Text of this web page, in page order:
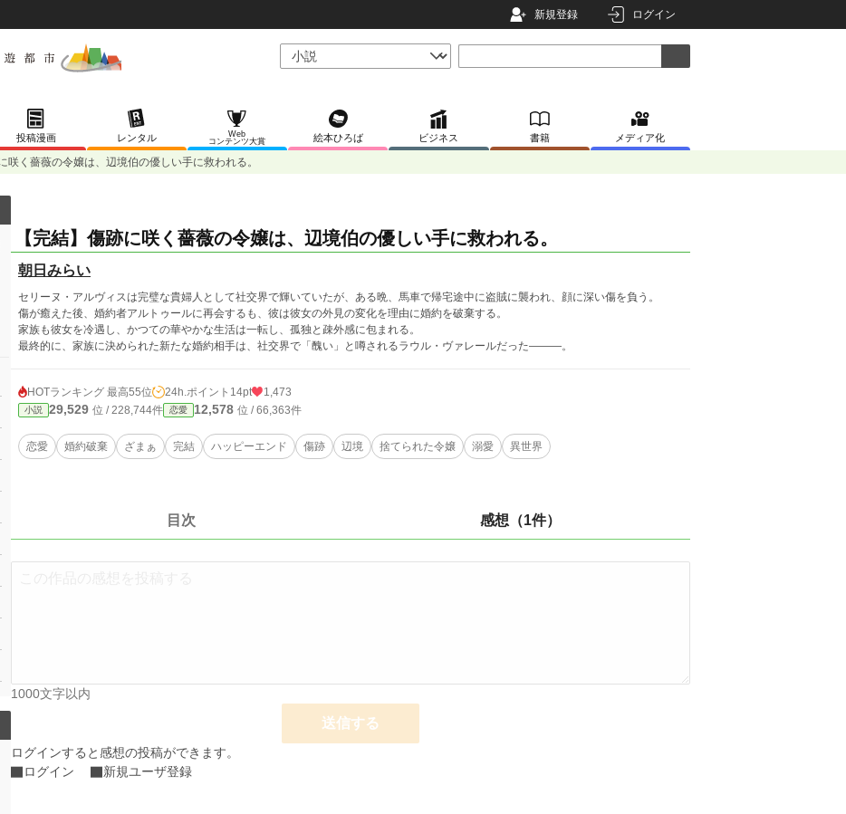
新規登録 ログイン
投稿漫画 レンタル
Web
コンテンツ大賞
絵本ひろば ビジネス 書籍 メディア化
咲く薔薇の令嬢は、辺境伯の優しい手に救われる。
【完結】傷跡に咲く薔薇の令嬢は、辺境伯の優しい手に救われる。
朝日みらい
セリーヌ・アルヴィスは完璧な貴婦人として社交界で輝いていたが、ある晩、馬車で帰宅途中に盗賊に襲われ、顔に深い傷を負う。
傷が癒えた後、婚約者アルトゥールに再会するも、彼は彼女の外見の変化を理由に婚約を破棄する。
家族も彼女を冷遇し、かつての華やかな生活は一転し、孤独と疎外感に包まれる。
最終的に、家族に決められた新たな婚約相手は、社交界で「醜い」と噂されるラウル・ヴァレールだった―――。
HOTランキング 最高55位 24h.ポイント 14pt 1,473
小説 29,529 位 / 228,744件 恋愛 12,578 位 / 66,363件
恋愛 婚約破棄 ざまぁ 完結 ハッピーエンド 傷跡 辺境 捨てられた令嬢 溺愛 異世界
目次 感想（1件）
1000文字以内
送信する
ログインすると感想の投稿ができます。
ログイン
新規ユーザ登録